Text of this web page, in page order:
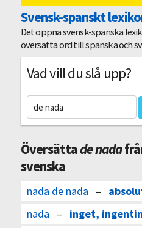
Svensk-spanskt
Det öppna svensk-spanska
översätta ord till spanska och
Vad vill du slå upp?
Översättade nada
svenska
nada de nada –
nada – inget,